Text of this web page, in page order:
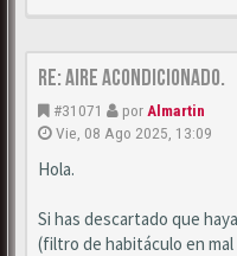
Re: Aire acondicionado.
#31071 por Almartin
Vie, 08 Ago 2025, 13:09
Hola.
Si has descartado que
(filtro de habitáculo en